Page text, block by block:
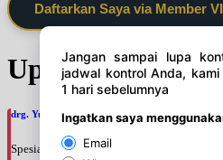
Daftarkan Saya via Member
Update Jadwal
drg. Yuri Desi Pratamasari, SpKGA
Spesialis: Gigi